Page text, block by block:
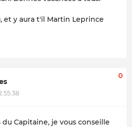
et y aura t'il Martin Leprince
0
Capitaine, je vous conseille